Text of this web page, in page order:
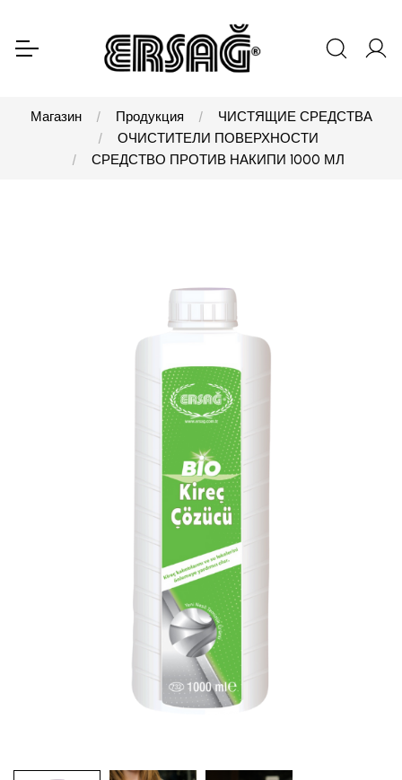
Магазин Продукция
ЧИСТЯЩИЕ СРЕДСТВА
ОЧИСТИТЕЛИ ПОВЕРХНОСТИ
СРЕДСТВО ПРОТИВ НАКИПИ 1000 МЛ